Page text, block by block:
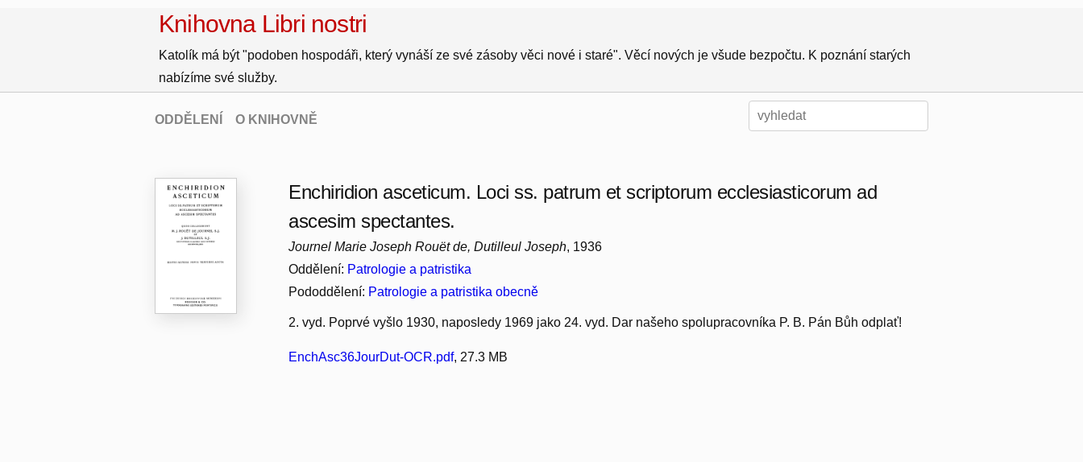
Knihovna Libri nostri
Katolík má být "podoben hospodáři, který vynáší ze své zásoby věci nové i staré". Věcí nových je všude bezpočtu. K poznání starých
nabízíme své služby.
ODDĚLENÍ O KNIHOVNĚ
Enchiridion asceticum. Loci ss. patrum et scriptorum ecclesiasticorum ad
ascesim spectantes.
Journel Marie Joseph Rouët de, Dutilleul Joseph, 1936
Oddělení: Patrologie a patristika
Pododdělení: Patrologie a patristika obecně
2. vyd. Poprvé vyšlo 1930, naposledy 1969 jako 24. vyd. Dar našeho spolupracovníka P. B. Pán Bůh odplať!
EnchAsc36JourDut-OCR.pdf, 27.3 MB